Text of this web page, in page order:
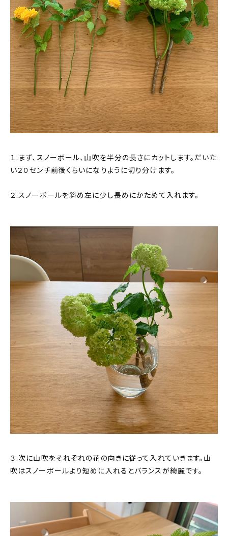
１.まず、スノーボール、山吹を半分の長さにカットします。だいた
い２０センチ前後くらいになりように切り分けます。
２.スノーボールを斜め左に少し長めにかためて入れます。
３.次に山吹をそれぞれの花の向きに従って入れていきます。山
吹はスノーボールより短めに入れるとバランスが綺麗です。